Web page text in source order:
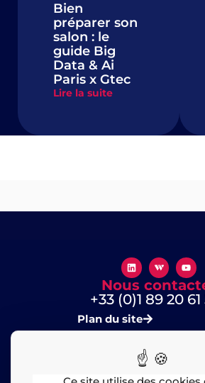
Bien
préparer son
salon : le
guide Big
Data & Ai
Paris x Gtec
Lire la suite
Nous
+33 (0)1 89 20 61
Plan du site